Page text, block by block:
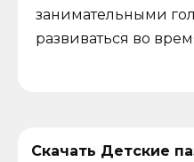
занимательными
развиваться во
Скачать Детские